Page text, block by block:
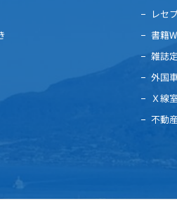
レセ
書籍
雑誌
外国
Ｘ線
不動